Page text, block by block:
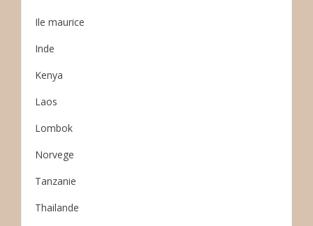
Ile maurice
Inde
Kenya
Laos
Lombok
Norvege
Tanzanie
Thailande